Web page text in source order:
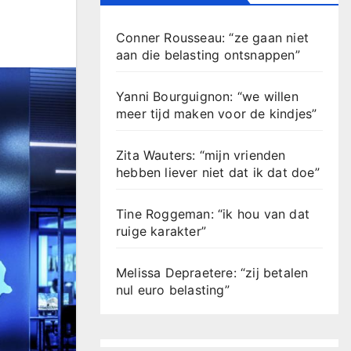
Conner Rousseau: “ze gaan niet
aan die belasting ontsnappen”
Yanni Bourguignon: “we willen
meer tijd maken voor de kindjes”
Zita Wauters: “mijn vrienden
hebben liever niet dat ik dat doe”
Tine Roggeman: “ik hou van dat
ruige karakter”
Melissa Depraetere: “zij betalen
nul euro belasting”